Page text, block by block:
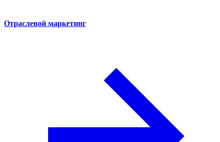
Отраслевой маркетинг